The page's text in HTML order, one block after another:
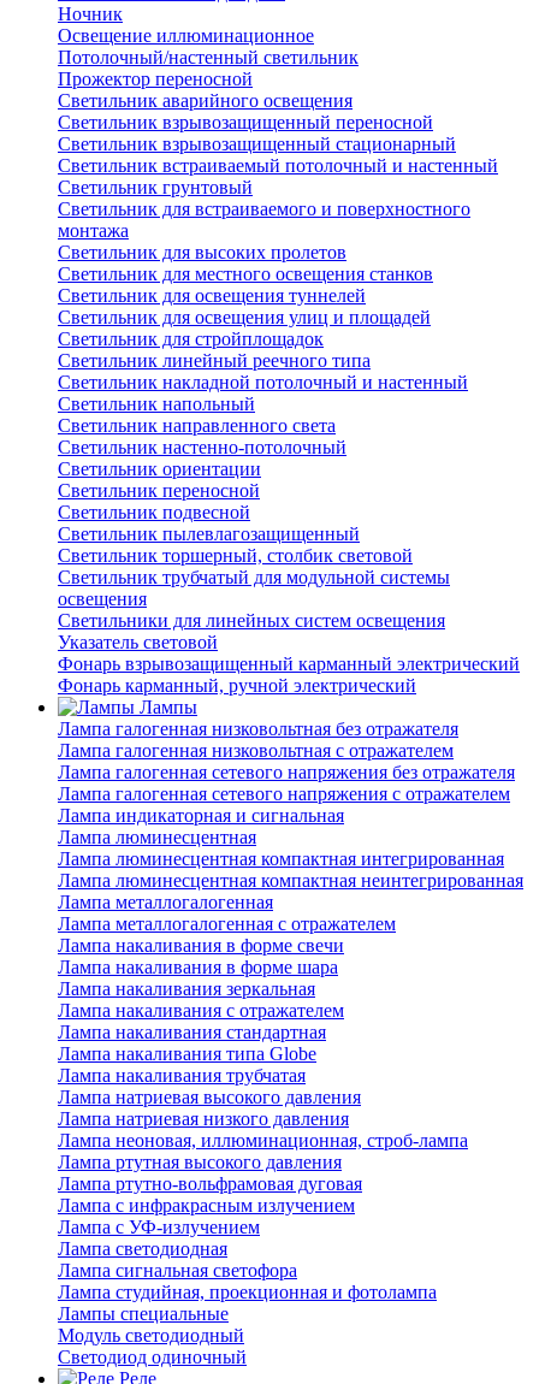
Ночник
Освещение иллюминационное
Потолочный/настенный светильник
Прожектор переносной
Светильник аварийного освещения
Светильник взрывозащищенный переносной
Светильник взрывозащищенный стационарный
Светильник встраиваемый потолочный и настенный
Светильник грунтовый
Светильник для встраиваемого и поверхностного
монтажа
Светильник для высоких пролетов
Светильник для местного освещения станков
Светильник для освещения туннелей
Светильник для освещения улиц и площадей
Светильник для стройплощадок
Светильник линейный реечного типа
Светильник накладной потолочный и настенный
Светильник напольный
Светильник направленного света
Светильник настенно-потолочный
Светильник ориентации
Светильник переносной
Светильник подвесной
Светильник пылевлагозащищенный
Светильник торшерный, столбик световой
Светильник трубчатый для модульной системы
освещения
Светильники для линейных систем освещения
Указатель световой
Фонарь взрывозащищенный карманный электрический
Фонарь карманный, ручной электрический
Лампы
Лампа галогенная низковольтная без отражателя
Лампа галогенная низковольтная с отражателем
Лампа галогенная сетевого напряжения без отражателя
Лампа галогенная сетевого напряжения с отражателем
Лампа индикаторная и сигнальная
Лампа люминесцентная
Лампа люминесцентная компактная интегрированная
Лампа люминесцентная компактная неинтегрированная
Лампа металлогалогенная
Лампа металлогалогенная с отражателем
Лампа накаливания в форме свечи
Лампа накаливания в форме шара
Лампа накаливания зеркальная
Лампа накаливания с отражателем
Лампа накаливания стандартная
Лампа накаливания типа Globe
Лампа накаливания трубчатая
Лампа натриевая высокого давления
Лампа натриевая низкого давления
Лампа неоновая, иллюминационная, строб-лампа
Лампа ртутная высокого давления
Лампа ртутно-вольфрамовая дуговая
Лампа с инфракрасным излучением
Лампа с УФ-излучением
Лампа светодиодная
Лампа сигнальная светофора
Лампа студийная, проекционная и фотолампа
Лампы специальные
Модуль светодиодный
Светодиод одиночный
Реле